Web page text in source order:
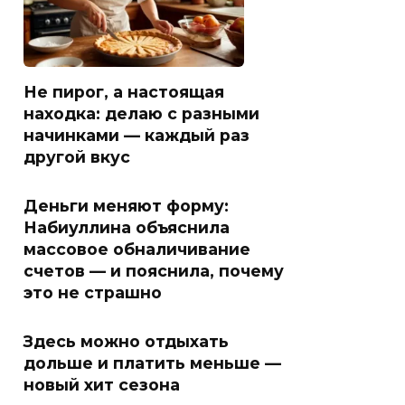
Не пирог, а настоящая
находка: делаю с разными
начинками — каждый раз
другой вкус
Деньги меняют форму:
Набиуллина объяснила
массовое обналичивание
счетов — и пояснила, почему
это не страшно
Здесь можно отдыхать
дольше и платить меньше —
новый хит сезона